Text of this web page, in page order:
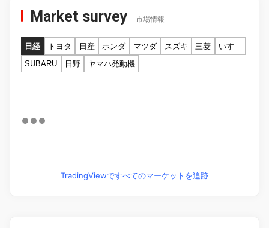
Market survey 市場情報
日経 トヨタ 日産 ホンダ マツダ スズキ 三菱
いすゞ
SUBARU
日野 ヤマハ発動機
TradingViewですべてのマーケットを追跡